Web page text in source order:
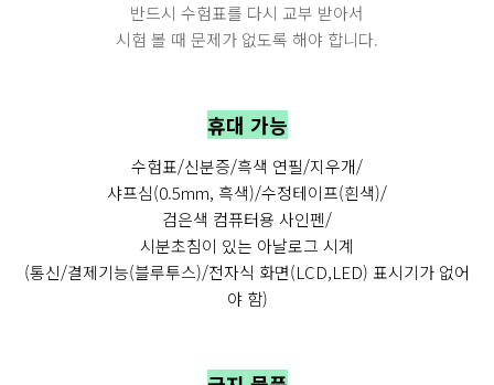
반드시 수험표를 다시 교부 받아서
시험 볼 때 문제가 없도록 해야 합니다.
휴대 가능
수험표/신분증/흑색 연필/지우개/
샤프심(0.5mm, 흑색)/수정테이프(흰색)/
검은색 컴퓨터용 사인펜/
시분초침이 있는 아날로그 시계
(통신/결제기능(블루투스)/전자식 화면(LCD,LED) 표시기가 없어
야 함)